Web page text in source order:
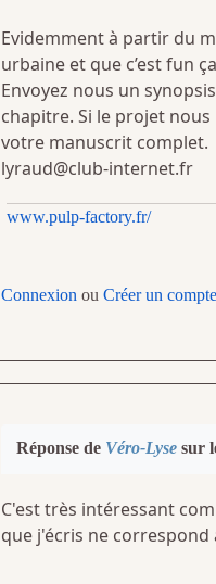
Evidemment à partir du
urbaine et que c’est fun
Envoyez nous un
chapitre. Si le projet
votre manuscrit complet.
lyraud@club-internet.fr
www.pulp-factory.fr/
Connexion ou Créer un compte
Réponse de Véro-Lysesur
C'est très intéressant
que j'écris ne